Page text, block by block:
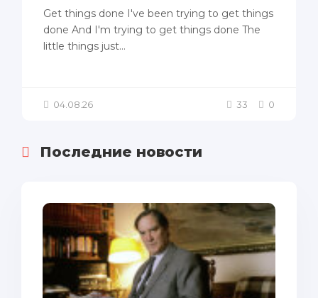
Get things done I've been trying to get things
done And I'm trying to get things done The
little things just...
04.08.26 33 0
Последние новости